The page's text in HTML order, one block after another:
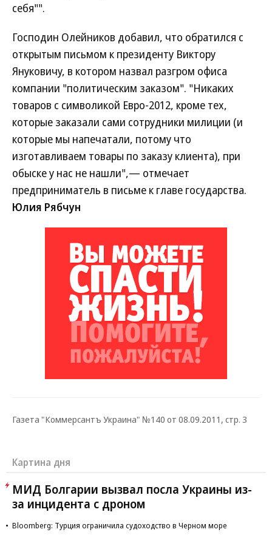
себя"".
Господин Олейников добавил, что обратился с
открытым письмом к президенту Виктору
Януковичу, в котором назвал разгром офиса
компании "политическим заказом". "Никаких
товаров с символикой Евро-2012, кроме тех,
которые заказали сами сотрудники милиции (и
которые мы напечатали, потому что
изготавливаем товары по заказу клиента), при
обыске у нас не нашли",— отмечает
предприниматель в письме к главе государства.
Юлия Рябчун
Газета "Коммерсантъ Украина" №140 от 08.09.2011, стр. 3
Картина дня
МИД Болгарии вызвал посла Украины из-
за инцидента с дроном
Bloomberg: Турция ограничила судоходство в Черном море